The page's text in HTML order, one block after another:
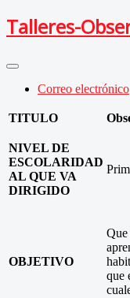
Talleres-
Correo electrónico
TITULO
NIVEL DE
ESCOLARIDAD
AL QUE VA
DIRIGIDO
OBJETIVO
Que
que